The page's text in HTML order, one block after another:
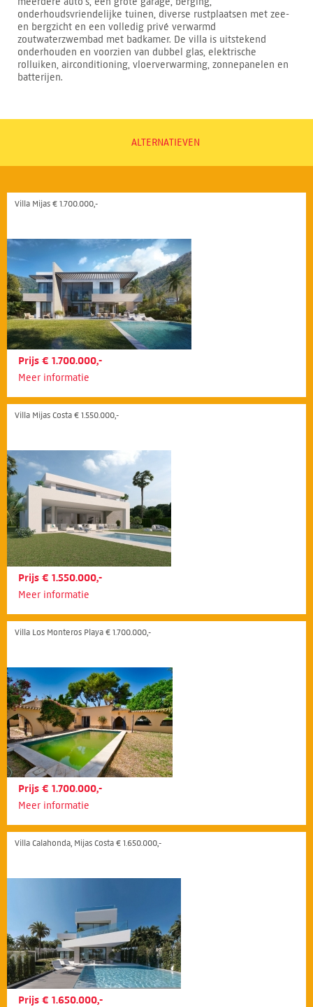
onderhoudsvriendelijke tuinen, diverse rustplaatsen met zee-
en bergzicht en een volledig privé verwarmd
zoutwaterzwembad met badkamer. De villa is uitstekend
onderhouden en voorzien van dubbel glas, elektrische
rolluiken, airconditioning, vloerverwarming, zonnepanelen en
batterijen.
ALTERNATIEVEN
Villa Mijas € 1.700.000,-
Prijs € 1.700.000,-
Meer informatie
Villa Mijas Costa € 1.550.000,-
Prijs € 1.550.000,-
Meer informatie
Villa Los Monteros Playa € 1.700.000,-
Prijs € 1.700.000,-
Meer informatie
Villa Calahonda, Mijas Costa € 1.650.000,-
Prijs € 1.650.000,-